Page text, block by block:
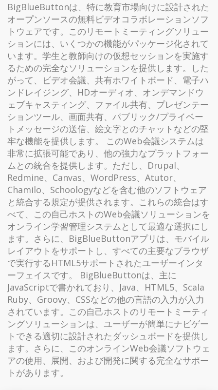
BigBlueButtonは、特に教育市場向けに設計された
オープンソースの無料ビデオコラボレーションソフ
トウェアです。このリモートミーティングソリュー
ションには、いくつかの機能がパッケージ化されて
います。学生と教師向けの仮想セッションを実施す
るための完全なソリューションを提供します。した
がって、ビデオ会議、共有ホワイトボード、電子ハ
ンドレイジング、HDオーディオ、オンデマンドウ
ェブキャスティング、ファイル共有、プレゼンテー
ションツール、画面共有、パブリック/プライベー
トメッセージの送信、絵文字とのチャットなどの堅
牢な機能を提供します。 このWeb会議システムは
非常に拡張可能であり、他の強力なプラットフォー
ムとの統合を提供します。ただし、Drupal、
Redmine、Canvas、WordPress、Atutor、
Chamilo、Schoologyなどを含む他のソフトウェア
と統合する規定が提供されます。これらの統合はす
べて、この自己ホストのWeb会議ソリューションを
オンライン学習管理システムとして最適な選択にし
ます。さらに、BigBlueButtonアプリは、モバイル
レイアウトをサポートし、すべての主要なブラウザ
で実行するHTML5サポートされたユーザーインタ
ーフェイスです。 BigBlueButtonは、主に
JavaScriptで書かれており、Java、HTML5、Scala
Ruby、Groovy、CSSなどの他の言語の入力が入力
されています。この自己ホストのリモートミーティ
ングソリューションは、ユーザーが簡単にナビゲー
トできる適切に設計されたダッシュボードを提供し
ます。さらに、このオンラインWeb会議ソフトウェ
アの使用、展開、および開発に関する完全なサポー
トがあります。